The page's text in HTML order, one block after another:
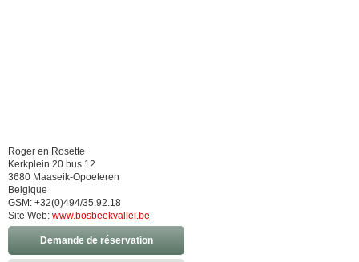
Roger en Rosette
Kerkplein 20 bus 12
3680 Maaseik-Opoeteren
Belgique
GSM: +32(0)494/35.92.18
Site Web: www.bosbeekvallei.be
Demande de réservation